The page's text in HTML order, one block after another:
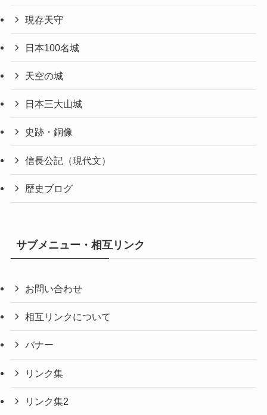
現存天守
日本100名城
天空の城
日本三大山城
史跡・銅像
信長公記（現代文）
歴史ブログ
サブメニュー・相互リンク
お問い合わせ
相互リンクについて
バナー
リンク集
リンク集2